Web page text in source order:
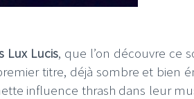
Lux Lucis, que l’on découvre ce
titre, déjà sombre et bien
influence thrash dans leur